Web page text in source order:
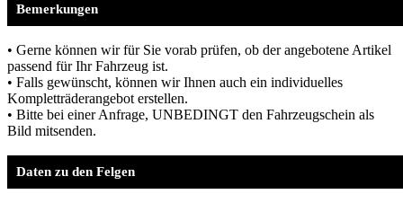
Bemerkungen
• Gerne können wir für Sie vorab prüfen, ob der angebotene Artikel
passend für Ihr Fahrzeug ist.
• Falls gewünscht, können wir Ihnen auch ein individuelles
Kompletträderangebot erstellen.
• Bitte bei einer Anfrage, UNBEDINGT den Fahrzeugschein als
Bild mitsenden.
Daten zu den Felgen